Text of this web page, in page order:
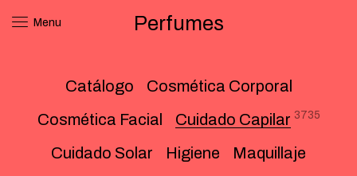
Menu Perfumes
Catálogo
Cosmética Corporal
Cosmética Facial
Cuidado Capilar 3735
Cuidado Solar Higiene
Maquillaje